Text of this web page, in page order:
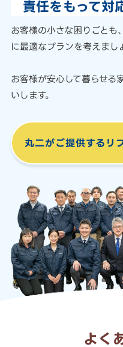
責任をもって対
お客様の小さな困りごとも、
に最適なプランを考えまし
お客様が安心して暮らせる
いします。
丸二がご提供する リ
よく